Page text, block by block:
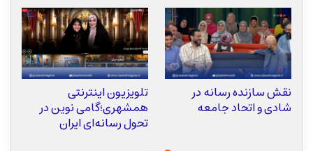
نقش سازنده رسانه در
شادی و اتحاد جامعه
تلویزیون اینترنتی
همشهری؛گامی نوین در
تحول رسانه‌ای ایران